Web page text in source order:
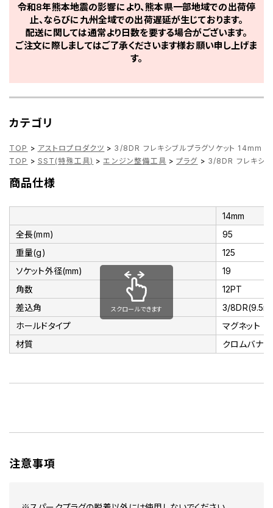
令和8年熊本地震の影響により、熊本県一部地域での出荷停
止、ならびに九州全域での出荷遅延が生じております。
配送に関しては通常より日数を要する場合がございます。
ご注文に際しましてはご了承くださいます様お願い申し上げま
す。
カテゴリ
TOP > アストロプロダクツ > 3/8DR フレキシブルプラグソケット 14mm
TOP > SST(特殊工具) > エンジン整備工具 > プラグ > 3/8DR フレキシ
商品仕様
14mm
全長(mm)
95
重量(g)
125
ソケット外径(mm)
19
角数
12PT
差込角
3/
ホールドタイプ
マグネット
材質
クロムバナ
スクロールできます
注意事項